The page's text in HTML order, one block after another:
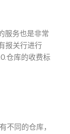
服务也是非常
报关行进行
仓库的收费标
不同的仓库，